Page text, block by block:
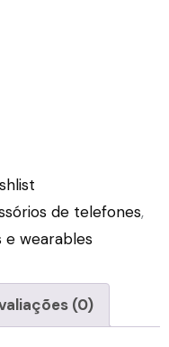
de telefones,
e wearables
(0)